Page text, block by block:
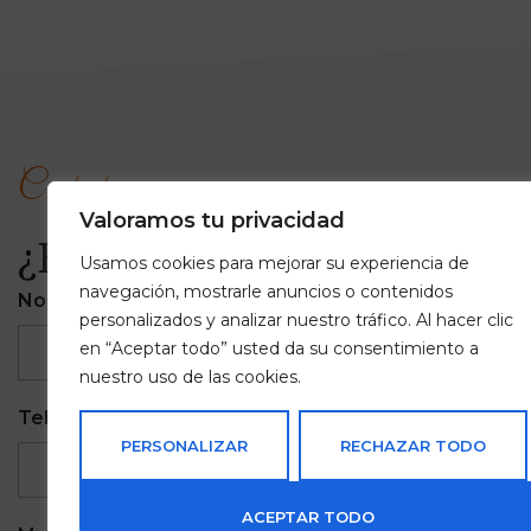
Valoramos tu privacidad
Usamos cookies para mejorar su experiencia de
navegación, mostrarle anuncios o contenidos
personalizados y analizar nuestro tráfico. Al hacer clic
en “Aceptar todo” usted da su consentimiento a
nuestro uso de las cookies.
PERSONALIZAR RECHAZAR TODO
ACEPTAR TODO
Contacto
¿En qué podemos
Nombre completo Email
Teléfono Empresa